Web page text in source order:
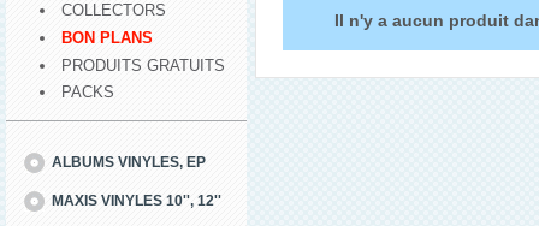
COLLECTORS
BON PLANS
PRODUITS GRATUITS
PACKS
ALBUMS VINYLES, EP
MAXIS VINYLES 10'', 12''
Il n'y a aucun produit